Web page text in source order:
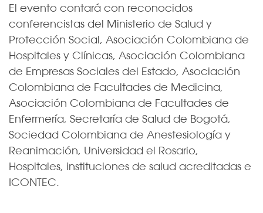
El evento contará con reconocidos
conferencistas del Ministerio de Salud y
Protección Social, Asociación Colombiana de
Hospitales y Clínicas, Asociación Colombiana
de Empresas Sociales del Estado, Asociación
Colombiana de Facultades de Medicina,
Asociación Colombiana de Facultades de
Enfermería, Secretaría de Salud de Bogotá,
Sociedad Colombiana de Anestesiología y
Reanimación, Universidad el Rosario,
Hospitales, instituciones de salud acreditadas e
ICONTEC.